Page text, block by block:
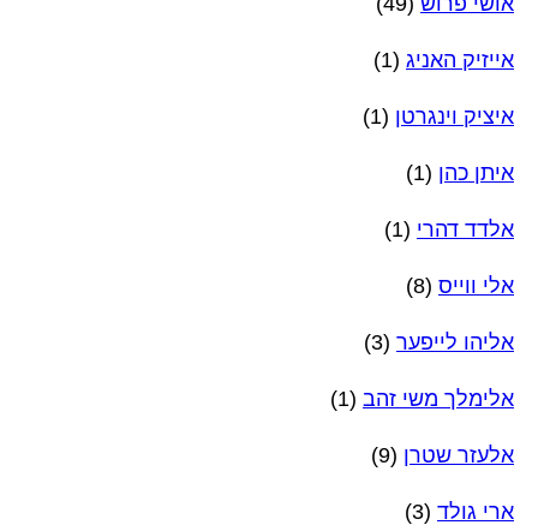
אייזיק האניג (1)
איציק וינגרטן (1)
איתן כהן (1)
אלדד דהרי (1)
אלי ווייס (8)
אליהו לייפער (3)
אלימלך משי זהב (1)
אלעזר שטרן (9)
ארי גולד (3)